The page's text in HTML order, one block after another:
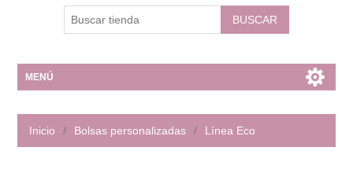
MENÚ
Inicio / Bolsas personalizadas / Línea Eco